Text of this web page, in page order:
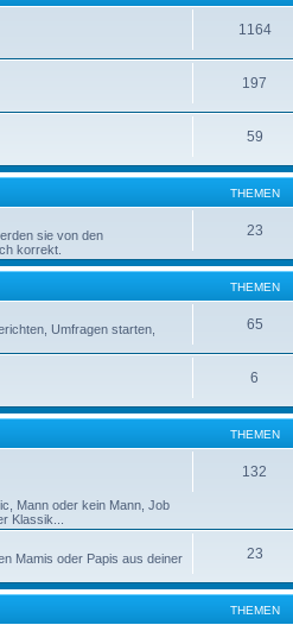
1164
197
59
THEMEN
sie von den
korrekt.
23
THEMEN
Umfragen starten,
65
6
THEMEN
Mann oder kein Mann, Job
Klassik...
132
Mamis oder Papis aus deiner
23
THEMEN